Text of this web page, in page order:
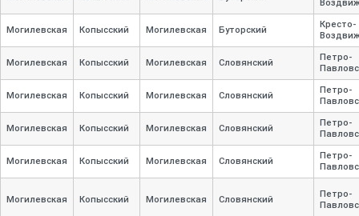
Могилевская Копысский Могилевская Буторский
Кресто-
Могилевская Копысский Могилевская Словянский
Петро-
Могилевская Копысский Могилевская Словянский
Петро-
Могилевская Копысский Могилевская Словянский
Петро-
Могилевская Копысский Могилевская Словянский
Петро-
Могилевская Копысский Могилевская Словянский
Петро-